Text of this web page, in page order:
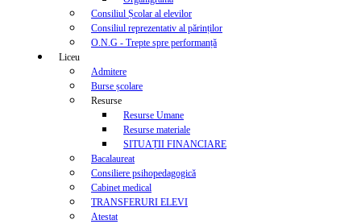
Consiliul Școlar al elevilor
Consiliul reprezentativ al părinților
O.N.G - Trepte spre performanță
Liceu
Admitere
Burse școlare
Resurse
Resurse Umane
Resurse materiale
SITUAȚII FINANCIARE
Bacalaureat
Consiliere psihopedagogică
Cabinet medical
TRANSFERURI ELEVI
Atestat